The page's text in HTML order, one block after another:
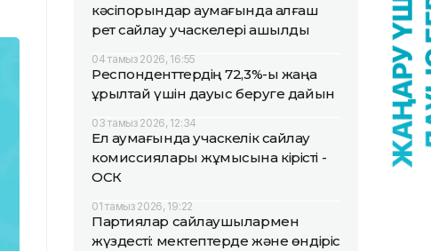
кәсіпорындар аумағында алғаш
рет сайлау учаскелері ашылды
04 тамыз 2026, 16:55
Респонденттердің 72,3%-ы жаңа
Құрылтай үшін дауыс беруге дайын
03 тамыз 2026, 12:34
Ел аумағында учаскелік сайлау
комиссиялары жұмысына кірісті -
ОСК
01 тамыз 2026, 19:22
Партиялар сайлаушылармен
жүздесті: мектептерде және өндіріс